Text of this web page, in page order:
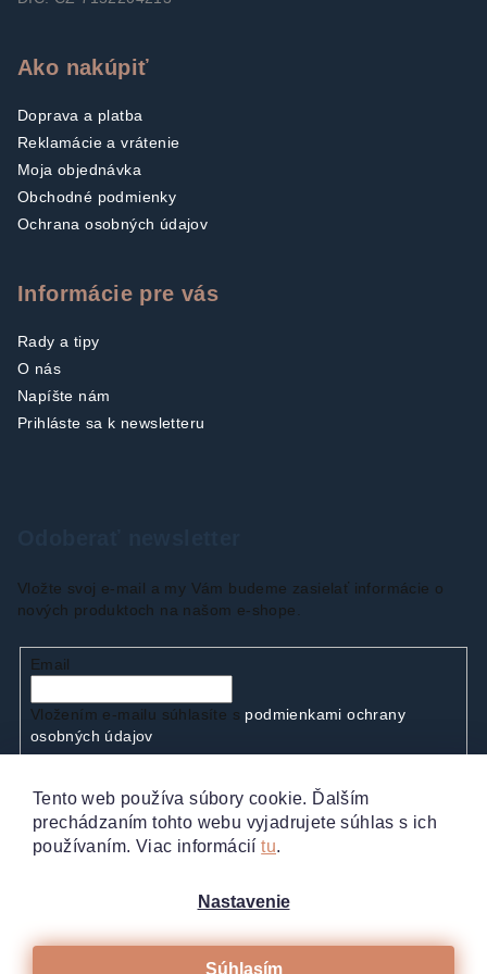
Tento web používa súbory cookie. Ďalším
prechádzaním tohto webu vyjadrujete súhlas s ich
používaním. Viac informáciítu.
Nastavenie
Súhlasím
Ako nakúpiť
Doprava a platba
Reklamácie a vrátenie
Moja objednávka
Obchodné podmienky
Ochrana osobných údajov
Informácie pre vás
Rady a tipy
O nás
Napíšte nám
Prihláste sa k newsletteru
Vložte svoj e-mail a my Vám budeme zasielať informácie o
nových produktoch na našom e-shope.
Email
Vložením e-mailu súhlasíte s podmienkami ochrany
osobných údajov
Prihlásiť sa